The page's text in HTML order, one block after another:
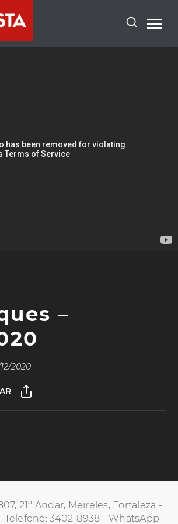
–
2020
21º Andar, Meireles, Fortaleza -
Telefone: 3402-8938 - WhatsApp: